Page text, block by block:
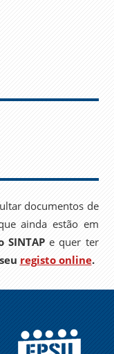
documentos de
ainda estão em
SINTAPe quer ter
registo online.
EPSU